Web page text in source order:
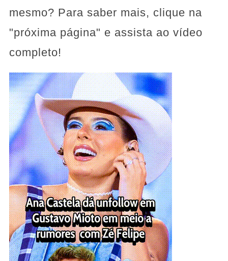
mesmo? Para saber mais, clique na
"próxima página" e assista ao vídeo
completo!